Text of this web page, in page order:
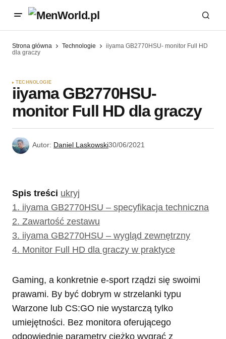
Strona główna Technologie
iiyama GB2770HSU- monitor Full HD
dla graczy
TECHNOLOGIE
iiyama GB2770HSU-
monitor Full HD dla graczy
Autor: Daniel Laskowski30/06/2021
Spis treści ukryj
1. iiyama GB2770HSU – specyfikacja techniczna
2. Zawartość zestawu
3. iiyama GB2770HSU – wygląd zewnętrzny
4. Monitor Full HD dla graczy w praktyce
Gaming, a konkretnie e-sport rządzi się swoimi
prawami. By być dobrym w strzelanki typu
Warzone lub CS:GO nie wystarczą tylko
umiejętności. Bez monitora oferującego
odpowiednie parametry ciężko wygrać z